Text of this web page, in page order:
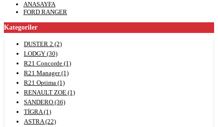
ANASAYFA
FORD RANGER
Kategoriler
DUSTER 2 (2)
LODGY (30)
R21 Concorde (1)
R21 Manager (1)
R21 Optima (1)
RENAULT ZOE (1)
SANDERO (36)
TİGRA (1)
ASTRA (22)